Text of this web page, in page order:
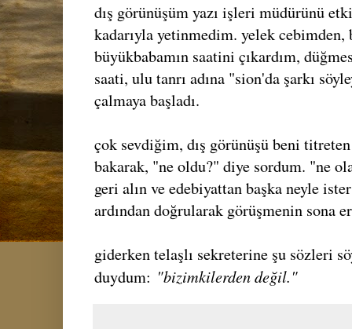
dış görünüşüm yazı işleri müdürünü
kadarıyla yetinmedim. yelek
büyükbabamın saatini çıkardım,
saati, ulu tanrı adına "sion'da şarkı
çalmaya başladı.
çok sevdiğim, dış görünüşü beni
bakarak, "ne oldu?" diye sordum. "ne
geri alın ve edebiyattan başka neyle
ardından doğrularak görüşmenin sona
giderken telaşlı sekreterine şu sözleri
duydum: "bizimkilerden değil."